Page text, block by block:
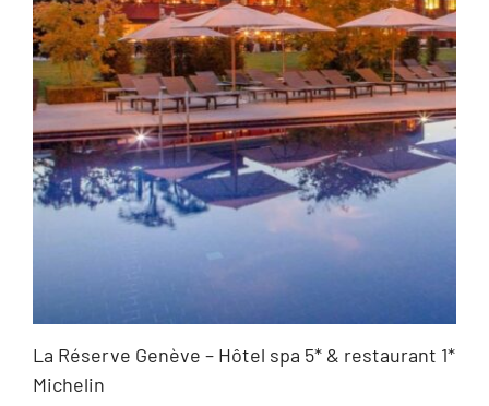
La Réserve Genève – Hôtel spa 5* & restaurant 1*
Michelin